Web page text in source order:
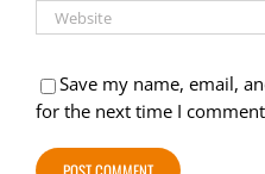
Save my name, email,
for the next time I